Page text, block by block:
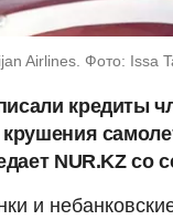
Airlines. Фото: Issa
кредиты
NUR.KZ со
и